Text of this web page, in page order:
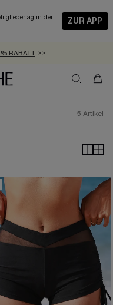
in der
ZUR APP
ARTIKEL >>
RABATT >>
ERHALTEN
AB 89 €
5 Artikel